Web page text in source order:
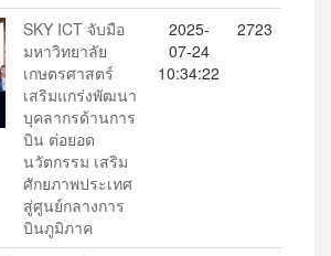
SKY ICT จับมือ
มหาวิทยาลัย
เกษตรศาสตร์
เสริมแกร่งพัฒนา
บุคลากรด้านการ
บิน ต่อยอด
นวัตกรรม เสริม
ศักยภาพประเทศ
สู่ศูนย์กลางการ
บินภูมิภาค
2025-
07-24
10:34:22
2723